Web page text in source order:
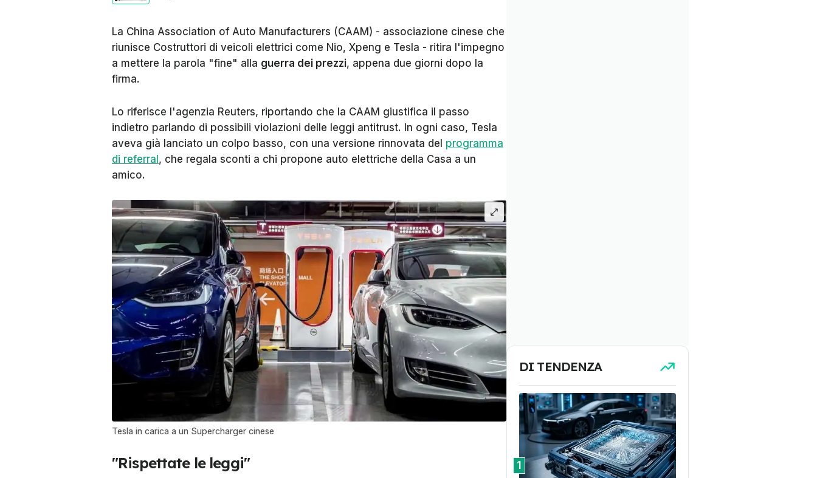
La China Association of Auto Manufacturers (CAAM) - associazione cinese che
riunisce Costruttori di veicoli elettrici come Nio, Xpeng e Tesla - ritira l'impegno
a mettere la parola "fine" alla guerra dei prezzi, appena due giorni dopo la
firma.
Lo riferisce l'agenzia Reuters, riportando che la CAAM giustifica il passo
indietro parlando di possibili violazioni delle leggi antitrust. In ogni caso, Tesla
aveva già lanciato un colpo basso, con una versione rinnovata del programma
di referral , che regala sconti a chi propone auto elettriche della Casa a un
amico.
Tesla in carica a un Supercharger cinese
"Rispettate le leggi"
DI TENDENZA
1